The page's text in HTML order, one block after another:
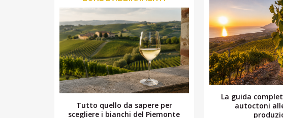
Tutto quello da sapere per
scegliere i bianchi del Piemonte
La guida
autoctoni